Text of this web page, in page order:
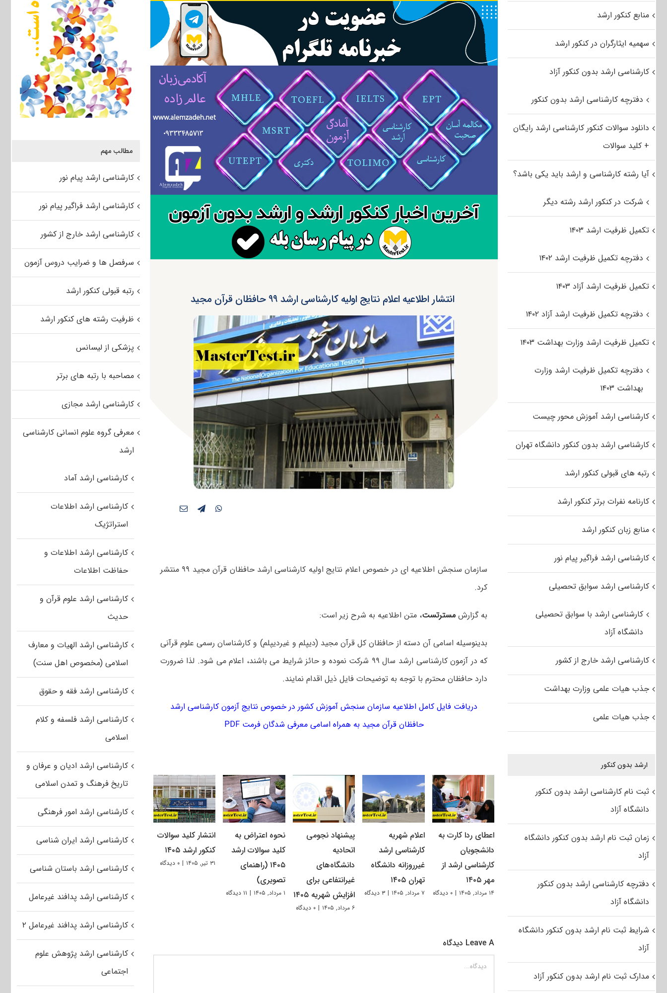
انتشار اطلاعیه اعلام نتایج اولیه کارشناسی ارشد ۹۹ حافظان قرآن مجید
سازمان سنجش اطلاعیه ای در خصوص اعلام نتایج اولیه کارشناسی ارشد حافظان قرآن مجید ۹۹ منتشر
کرد.
به گزارش مسترتست، متن اطلاعیه به شرح زیر است:
بدینوسیله اسامی آن‌ دسته از حافظان کل قرآن مجید (دیپلم و غیردیپلم) و کارشناسان رسمی علوم قرآنی
که در آزمون کارشناسی ارشد سال ۹۹ شرکت نموده و حائز شرایط می باشند، اعلام می شود. لذا ضرورت
دارد حافظان محترم با توجه به توضیحات فایل ذیل اقدام نمایند.
دریافت فایل کامل اطلاعیه سازمان سنجش آموزش کشور در خصوص نتایج آزمون کارشناسی ارشد
حافظان قرآن مجید به همراه اسامی معرفی شدگان فرمت PDF
اعطای ردا کارت به
دانشجویان
کارشناسی ارشد از
مهر ۱۴۰۵
۱۴ مرداد, ۱۴۰۵ | ۰ دیدگاه
اعلام شهریه
کارشناسی ارشد
غیرروزانه دانشگاه
تهران ۱۴۰۵
۷ مرداد, ۱۴۰۵ | ۳ دیدگاه
پیشنهاد نجومی
اتحادیه
دانشگاه‌های
غیرانتفاعی برای
افزایش شهریه ۱۴۰۵
۶ مرداد, ۱۴۰۵ | ۰ دیدگاه
نحوه اعتراض به
کلید سوالات ارشد
۱۴۰۵ (راهنمای
تصویری)
۱ مرداد, ۱۴۰۵ | ۱۱ دیدگاه
انتشار کلید سوالات
کنکور ارشد ۱۴۰۵
۳۱ تیر, ۱۴۰۵ | ۰ دیدگاه
Leave A دیدگاه
دیدگاه
مطالب مهم
کارشناسی ارشد پیام نور
کارشناسی ارشد فراگیر پیام نور
کارشناسی ارشد خارج از کشور
سرفصل ها و ضرایب دروس آزمون
رتبه قبولی کنکور ارشد
ظرفیت رشته های کنکور ارشد
پزشکی از لیسانس
مصاحبه با رتبه های برتر
کارشناسی ارشد مجازی
معرفی گروه علوم انسانی کارشناسی
ارشد
کارشناسی ارشد آماد
کارشناسی ارشد اطلاعات
استراتژیک
کارشناسی ارشد اطلاعات و
حفاظت اطلاعات
کارشناسی ارشد علوم قرآن و
حدیث
کارشناسی ارشد الهیات و معارف
اسلامی (مخصوص اهل سنت)
کارشناسی ارشد فقه و حقوق
کارشناسی ارشد فلسفه و کلام
اسلامی
کارشناسی ارشد ادیان و عرفان و
تاریخ فرهنگ و تمدن اسلامی
کارشناسی ارشد امور فرهنگی
کارشناسی ارشد ایران شناسی
کارشناسی ارشد باستان شناسی
کارشناسی ارشد پدافند غیرعامل
کارشناسی ارشد پدافند غیرعامل ۲
کارشناسی ارشد پژوهش علوم
اجتماعی
منابع کنکور ارشد
سهمیه ایثارگران در کنکور ارشد
کارشناسی ارشد بدون کنکور آزاد
دفترچه کارشناسی ارشد بدون کنکور
دانلود سوالات کنکور کارشناسی ارشد رایگان
+ کلید سوالات
آیا رشته کارشناسی و ارشد باید یکی باشد؟
شرکت در کنکور ارشد رشته دیگر
تکمیل ظرفیت ارشد ۱۴۰۳
دفترچه تکمیل ظرفیت ارشد ۱۴۰۲
تکمیل ظرفیت ارشد آزاد ۱۴۰۳
دفترچه تکمیل ظرفیت ارشد آزاد ۱۴۰۲
تکمیل ظرفیت ارشد وزارت بهداشت ۱۴۰۳
دفترچه تکمیل ظرفیت ارشد وزارت
بهداشت ۱۴۰۳
کارشناسی ارشد آموزش محور چیست
کارشناسی ارشد بدون کنکور دانشگاه تهران
رتبه های قبولی کنکور ارشد
کارنامه نفرات برتر کنکور ارشد
منابع زبان کنکور ارشد
کارشناسی ارشد فراگیر پیام نور
کارشناسی ارشد سوابق تحصیلی
کارشناسی ارشد با سوابق تحصیلی
دانشگاه آزاد
کارشناسی ارشد خارج از کشور
جذب هیات علمی وزارت بهداشت
جذب هیات علمی
ارشد بدون کنکور
ثبت نام کارشناسی ارشد بدون کنکور
دانشگاه آزاد
زمان ثبت نام ارشد بدون کنکور دانشگاه
آزاد
دفترچه کارشناسی ارشد بدون کنکور
دانشگاه آزاد
شرایط ثبت نام ارشد بدون کنکور دانشگاه
آزاد
مدارک ثبت نام ارشد بدون کنکور آزاد